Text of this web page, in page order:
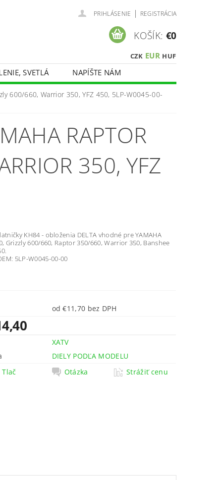
PRIHLÁSENIE | REGISTRÁCIA
CZK EUR HUF
KOŠÍK: €0
SVETLÁ
NAPÍŠTE NÁM
600/660, Warrior 350, YFZ 450, 5LP-W0045-00-
RAPTOR
350, YFZ
KH84 - obloženia DELTA vhodné pre YAMAHA
Grizzly 600/660, Raptor 350/660, Warrior 350, Banshee
5LP-W0045-00-00
od €11,70 bez DPH
XATV
DIELY PODĽA MODELU
Tlač
Otázka Strážiť cenu